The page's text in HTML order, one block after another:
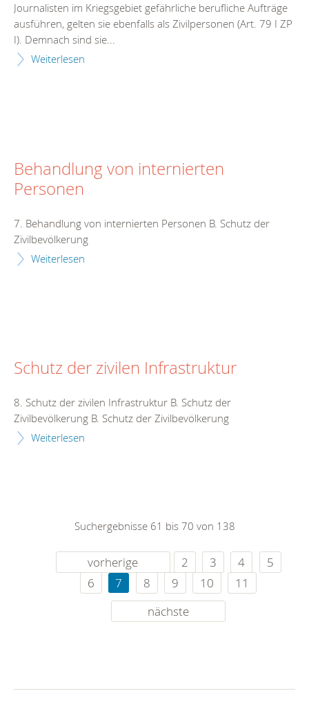
Journalisten im Kriegsgebiet gefährliche berufliche Aufträge
ausführen, gelten sie ebenfalls als Zivilpersonen (Art. 79 I ZP
I). Demnach sind sie...
Weiterlesen
Behandlung von internierten
Personen
7. Behandlung von internierten Personen B. Schutz der
Zivilbevölkerung
Weiterlesen
Schutz der zivilen Infrastruktur
8. Schutz der zivilen Infrastruktur B. Schutz der
Zivilbevölkerung B. Schutz der Zivilbevölkerung
Weiterlesen
Suchergebnisse 61 bis 70 von 138
vorherige 2 3 4
5
6
7 8 9 10
11
nächste